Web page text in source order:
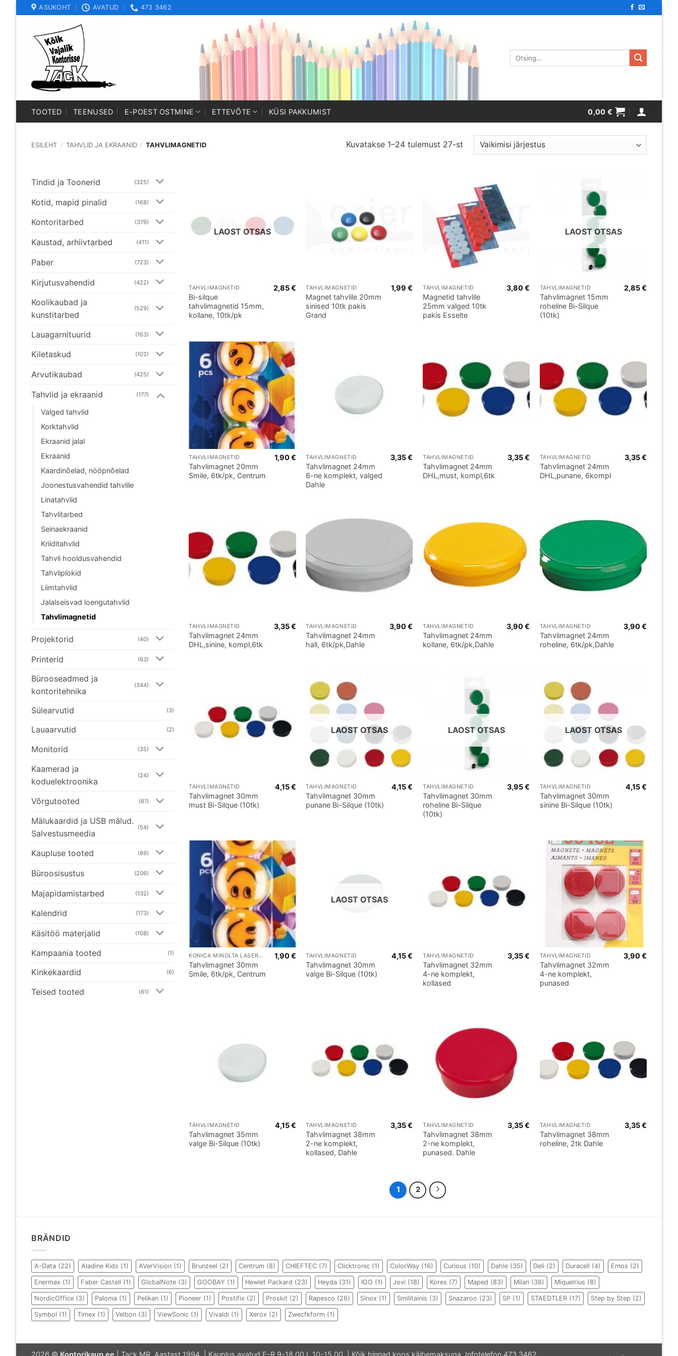
Skip
to
ASUKOHT AVATUD 473 3462
TOOTED TEENUSED E-POEST OSTMINE ETTEVÕTE KÜSI PAKKUMIST 0,00 €
ESILEHT / TAHVLID JA EKRAANID / TAHVLIMAGNETID Kuvatakse 1–24 tulemust 27-st
Tindid ja Toonerid (325)
Kotid, mapid pinalid (168)
Kontoritarbed (379)
Kaustad, arhiivtarbed (411)
Paber (723)
Kirjutusvahendid (422)
Koolikaubad ja
kunstitarbed
(529)
Lauagarnituurid (163)
Kiletaskud (102)
Arvutikaubad (425)
Tahvlid ja ekraanid (177)
Valged tahvlid
Korktahvlid
Ekraanid jalal
Ekraanid
Kaardinõelad, nööpnõelad
Joonestusvahendid tahvlile
Linatahvlid
Tahvlitarbed
Seinaekraanid
Kriiditahvlid
Tahvli hooldusvahendid
Tahvliplokid
Liimtahvlid
Jalalseisvad loengutahvlid
Tahvlimagnetid
Projektorid (40)
Printerid (63)
Bürooseadmed ja
kontoritehnika
(344)
Sülearvutid (3)
Lauaarvutid (2)
Monitorid (35)
Kaamerad ja
koduelektroonika
(24)
Võrgutooted (61)
Mälukaardid ja USB mälud.
Salvestusmeedia
(54)
Kaupluse tooted (89)
Büroosisustus (206)
Majapidamistarbed (132)
Kalendrid (173)
Käsitöö materjalid (108)
Kampaania tooted (1)
Kinkekaardid (6)
Teised tooted (61)
LAOST OTSAS
TAHVLIMAGNETID
Bi-silque
tahvlimagnetid 15mm,
kollane, 10tk/pk
2,85€ TAHVLIMAGNETID
Magnet tahvlile 20mm
sinised 10tk pakis
Grand
1,99€ TAHVLIMAGNETID
Magnetid tahvlile
25mm valged 10tk
pakis Esselte
3,80€
LAOST OTSAS
TAHVLIMAGNETID
Tahvlimagnet 15mm
roheline Bi-Silque
(10tk)
2,85€
TAHVLIMAGNETID
Tahvlimagnet 20mm
Smile, 6tk/pk, Centrum
1,90€ TAHVLIMAGNETID
Tahvlimagnet 24mm
6-ne komplekt, valged
Dahle
3,35€ TAHVLIMAGNETID
Tahvlimagnet 24mm
DHL,must, kompl,6tk
3,35€ TAHVLIMAGNETID
Tahvlimagnet 24mm
DHL,punane, 6kompl
3,35€
TAHVLIMAGNETID
Tahvlimagnet 24mm
DHL,sinine, kompl,6tk
3,35€ TAHVLIMAGNETID
Tahvlimagnet 24mm
hall, 6tk/pk,Dahle
3,90€ TAHVLIMAGNETID
Tahvlimagnet 24mm
kollane, 6tk/pk,Dahle
3,90€ TAHVLIMAGNETID
Tahvlimagnet 24mm
roheline, 6tk/pk,Dahle
3,90€
TAHVLIMAGNETID
Tahvlimagnet 30mm
must Bi-Silque (10tk)
4,15€
LAOST OTSAS
TAHVLIMAGNETID
Tahvlimagnet 30mm
punane Bi-Silque (10tk)
4,15€
LAOST OTSAS
TAHVLIMAGNETID
Tahvlimagnet 30mm
roheline Bi-Silque
(10tk)
3,95€
LAOST OTSAS
TAHVLIMAGNETID
Tahvlimagnet 30mm
sinine Bi-Silque (10tk)
4,15€
KONICA MINOLTA LASERPRINTERID
Tahvlimagnet 30mm
Smile, 6tk/pk, Centrum
1,90€
LAOST OTSAS
TAHVLIMAGNETID
Tahvlimagnet 30mm
valge Bi-Silque (10tk)
4,15€ TAHVLIMAGNETID
Tahvlimagnet 32mm
4-ne komplekt,
kollased
3,35€ TAHVLIMAGNETID
Tahvlimagnet 32mm
4-ne komplekt,
punased
3,90€
TAHVLIMAGNETID
Tahvlimagnet 35mm
valge Bi-Silque (10tk)
4,15€ TAHVLIMAGNETID
Tahvlimagnet 38mm
2-ne komplekt,
kollased, Dahle
3,35€ TAHVLIMAGNETID
Tahvlimagnet 38mm
2-ne komplekt,
punased. Dahle
3,35€ TAHVLIMAGNETID
Tahvlimagnet 38mm
roheline, 2tk Dahle
3,35€
1 2
BRÄNDID
A-Data (22) Aladine Kids (1) AVerVision (1) Brunzeel (2) Centrum (8) CHIEFTEC (7) Clicktronic (1) ColorWay (16) Curious (10) Dahle (35) Deli (2) Duracell (4) Emos (2)
Enermax (1) Faber Castell (1) GlobalNote (3) GOOBAY (1) Hewlet Packard (23) Heyda (31) IGO (1) Jovi (18) Kores (7) Maped (83) Milan (38) Miquelrius (8)
NordicOffice (3) Paloma (1) Pelikan (1) Pioneer (1) Postifix (2) Proskit (2) Rapesco (26) Sinox (1) Smilitainis (3) Snazaroo (23) SP (1) STAEDTLER (17) Step by Step (2)
Symbol (1) Timex (1) Velbon (3) ViewSonic (1) Vivaldi (1) Xerox (2) Zwecfkform (1)